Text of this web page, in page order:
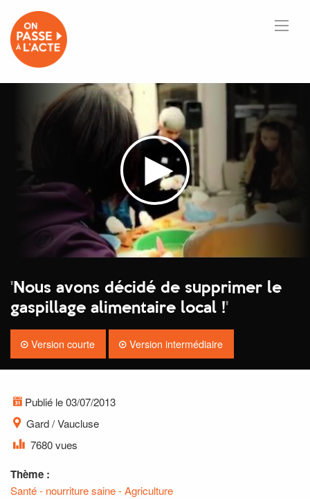
'Nous avons décidé de supprimer le
gaspillage alimentaire local !'
Version courte Version intermédiaire
Publié le 03/07/2013
Gard / Vaucluse
7680 vues
Thème :
Santé - nourriture saine - Agriculture